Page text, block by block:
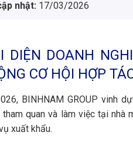
nhật: 17/03/2026
DIỆN DOANH
CƠ HỘI HỢP
BINHNAM GROUP vinh
quan và làm việc tại nhà
xuất khẩu.